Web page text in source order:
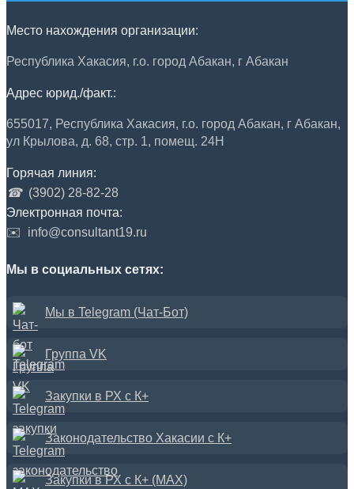
Место нахождения организации:
Республика Хакасия, г.о. город Абакан, г Абакан
Адрес юрид./факт.:
655017, Республика Хакасия, г.о. город Абакан, г Абакан,
ул Крылова, д. 68, стр. 1, помещ. 24Н
Горячая линия:
☎ (3902) 28-82-28
Электронная почта:
✉️
info@consultant19.ru
Мы в социальных сетях:
Мы в Telegram (Чат-Бот)
Группа VK
Закупки в РХ с К+
Законодательство Хакасии с К+
Закупки в РХ с К+ (MAX)